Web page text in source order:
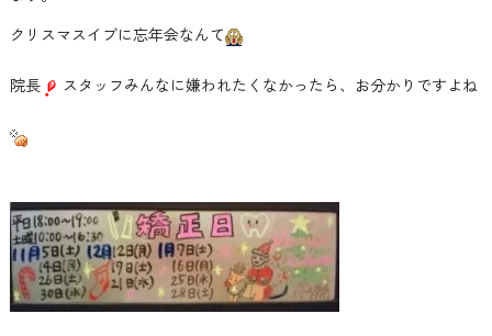
クリスマスイブに忘年会なんて
院長 スタッフみんなに嫌われたくなかったら、お分かりですよね